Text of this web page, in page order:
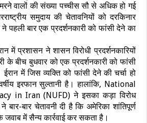
मरने वालों की संख्या पच्चीस सौ से अधिक हो गई
समुदाय की चेतावनियों को दरकिनार
पहली बार एक प्रदर्शनकारी को फांसी देने का
में प्रशासन ने शासन विरोधी प्रदर्शनकारियों
के बीच बुधवार को एक प्रदर्शनकारी को फांसी
में जिस व्यक्ति को फांसी देने की चर्चा हो
इरफान सुल्तानी है। हालांकि, National
in Iran (NUFD) ने इसका कड़ा विरोध
बार चेतावनी दी है कि अमेरिका शांतिपूर्ण
जवाब में सैन्य कार्रवाई कर सकता है।